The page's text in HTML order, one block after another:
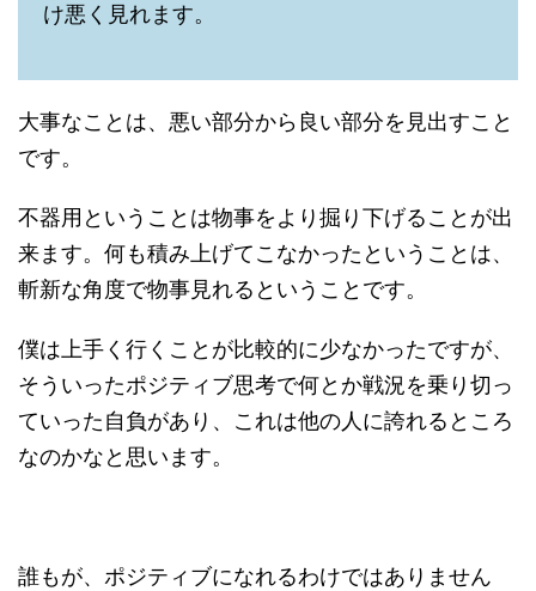
け悪く見れます。
大事なことは、悪い部分から良い部分を見出すこと
です。
不器用ということは物事をより掘り下げることが出
来ます。何も積み上げてこなかったということは、
斬新な角度で物事見れるということです。
僕は上手く行くことが比較的に少なかったですが、
そういったポジティブ思考で何とか戦況を乗り切っ
ていった自負があり、これは他の人に誇れるところ
なのかなと思います。
誰もが、ポジティブになれるわけではありません